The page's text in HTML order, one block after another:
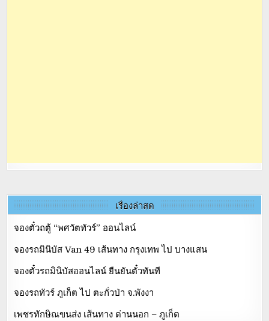
เรื่องล่าสุด
จองตั๋วถตู้ “พศวัตทัวร์” ออนไลน์
จองรถมินิบัส Van 49 เส้นทาง กรุงเทพ ไป บางแสน
จองตั๋วรถมินิบัสออนไลน์ ยืนยันตั๋วทันที
จองรถทัวร์ ภูเก็ต ไป ตะกั่วป่า จ.พังงา
เพชรทักษิณขนส่ง เส้นทาง ด่านนอก – ภูเก็ต